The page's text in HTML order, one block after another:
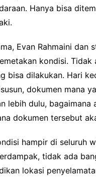
Hanya bisa
Evan Rahmaini dan
kondisi. Tidak
bisa dilakukan. Hari
dokumen mana
lebih dulu, bagaimana
dokumen tersebut
hampir di seluruh
tidak ada
lokasi